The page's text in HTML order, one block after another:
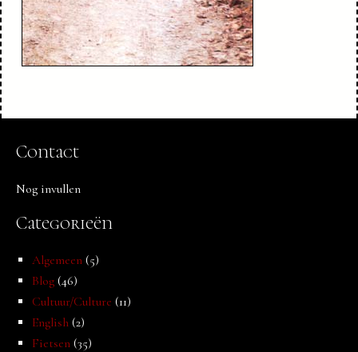
Contact
Nog invullen
Categorieën
Algemeen (5)
Blog (46)
Cultuur/Culture (11)
English (2)
Fietsen (35)